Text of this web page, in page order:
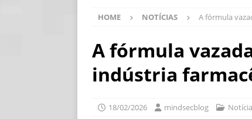
[ 06/08/2026 ]
NOTÍCIAS
[ 06/08/2026 ]
HOME NOTÍCIAS A fórmula
A fórmula
indústria
18/02/2026 mindsecblog